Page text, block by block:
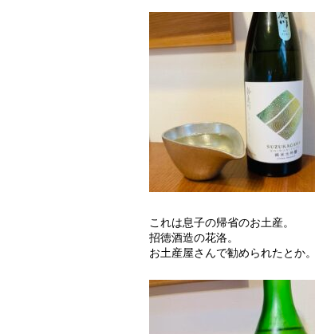
これは息子の帰省のお土産。
招徳酒造の花洛。
お土産屋さんで勧められたとか。